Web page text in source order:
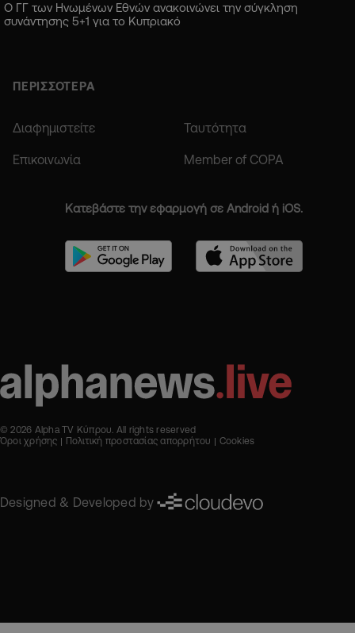
Ο ΓΓ των Ηνωμένων Εθνών ανακοινώνει την σύγκληση
συνάντησης 5+1 για το Κυπριακό
ΠΕΡΙΣΣΟΤΕΡΑ
Διαφημιστείτε Ταυτότητα
Επικοινωνία Member of COPA
Κατεβάστε την εφαρμογή σε Android ή iOS.
© 2026 Alpha TV Κύπρου. All rights reserved
Όροι χρήσης
Πολιτική προστασίας απορρήτου Cookies
Designed & Developed by